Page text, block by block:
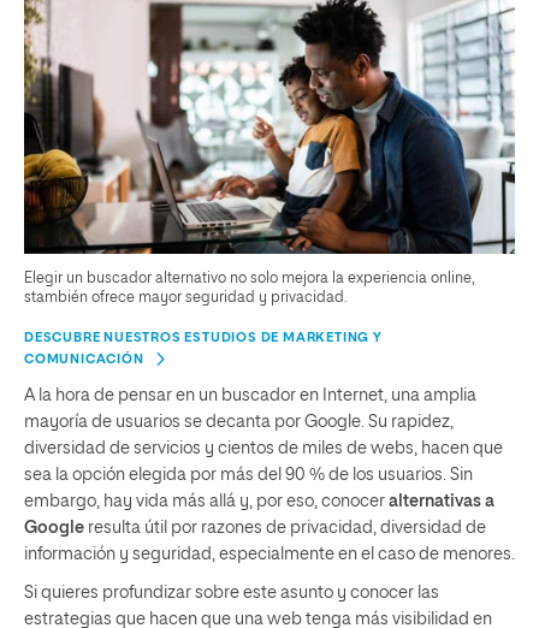
Elegir un buscador alternativo no solo mejora la experiencia online,
stambién ofrece mayor seguridad y privacidad.
DESCUBRE NUESTROS ESTUDIOS DE MARKETING Y
COMUNICACIÓN
A la hora de pensar en un buscador en Internet, una amplia
mayoría de usuarios se decanta por Google. Su rapidez,
diversidad de servicios y cientos de miles de webs, hacen que
sea la opción elegida por más del 90 % de los usuarios. Sin
embargo, hay vida más allá y, por eso, conocer alternativas a
Google resulta útil por razones de privacidad, diversidad de
información y seguridad, especialmente en el caso de menores.
Si quieres profundizar sobre este asunto y conocer las
estrategias que hacen que una web tenga más visibilidad en